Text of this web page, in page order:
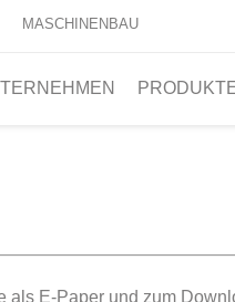
MASCHINENBAU
als E-Paper und zum